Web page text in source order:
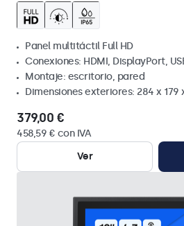
Panel multitáctil Full HD
Conexiones: HDMI, DisplayPort,
Montaje: escritorio, pared
Dimensiones exteriores: 284 x 179
379,00 €
458,59 € con IVA
Ver